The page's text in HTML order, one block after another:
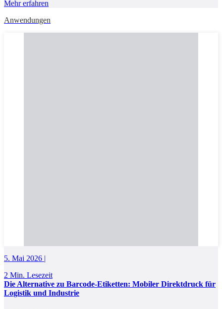
Mehr erfahren
Anwendungen
5. Mai 2026 |
2 Min. Lesezeit
Die Alternative zu Barcode-Etiketten: Mobiler Direktdruck für
Logistik und Industrie